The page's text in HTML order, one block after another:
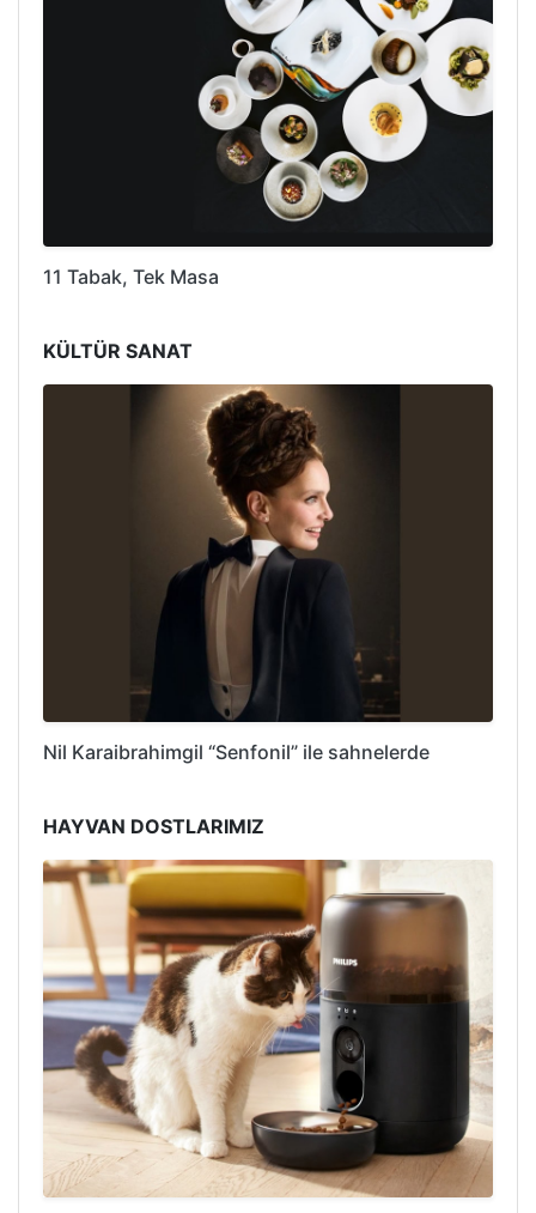
11 Tabak, Tek Masa
KÜLTÜR SANAT
Nil Karaibrahimgil “Senfonil” ile sahnelerde
HAYVAN DOSTLARIMIZ